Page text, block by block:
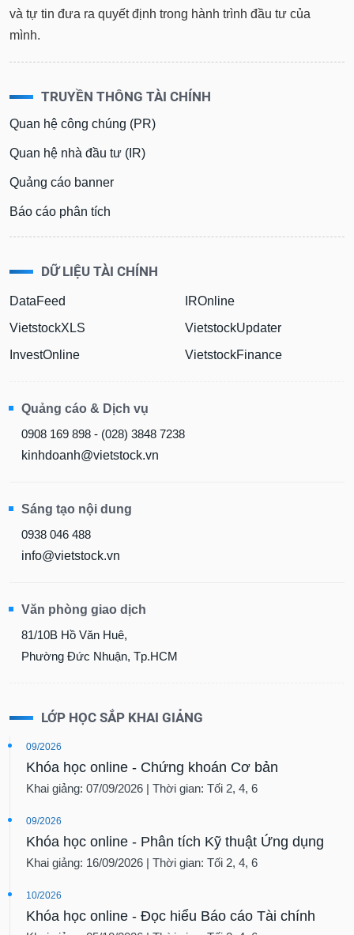
và tự tin đưa ra quyết định trong hành trình đầu tư của
mình.
TRUYỀN THÔNG TÀI CHÍNH
Quan hệ công chúng (PR)
Quan hệ nhà đầu tư (IR)
Quảng cáo banner
Báo cáo phân tích
DỮ LIỆU TÀI CHÍNH
DataFeed
VietstockXLS
InvestOnline
IROnline
VietstockUpdater
VietstockFinance
Quảng cáo & Dịch vụ
0908 169 898 - (028) 3848 7238
kinhdoanh@vietstock.vn
Sáng tạo nội dung
0938 046 488
info@vietstock.vn
Văn phòng giao dịch
81/10B Hồ Văn Huê,
Phường Đức Nhuận, Tp.HCM
LỚP HỌC SẮP KHAI GIẢNG
09/2026
Khóa học online - Chứng khoán Cơ bản
Khai giảng: 07/09/2026 | Thời gian: Tối 2, 4, 6
09/2026
Khóa học online - Phân tích Kỹ thuật Ứng dụng
Khai giảng: 16/09/2026 | Thời gian: Tối 2, 4, 6
10/2026
Khóa học online - Đọc hiểu Báo cáo Tài chính